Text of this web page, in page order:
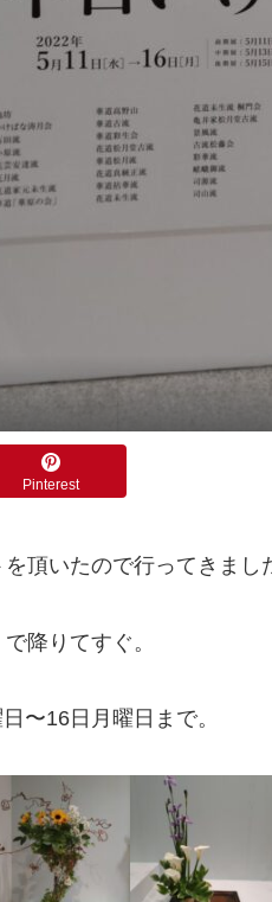
Pinterest
頂いたので行ってきまし
降りてすぐ。
〜16日月曜日まで。